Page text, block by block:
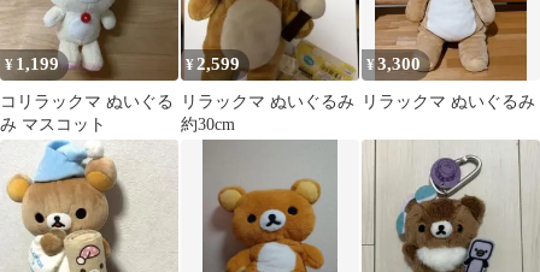
¥ 1,199
コリラックマ ぬいぐる
み マスコット
¥2,599
リラックマ ぬいぐるみ
約30cm
¥3,300
リラックマ ぬいぐるみ